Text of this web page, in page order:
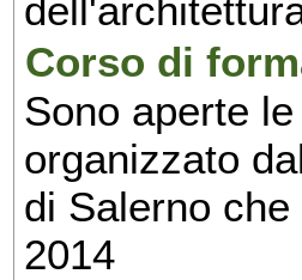
Corso di
Sono aperte
organizzato
di Salerno
2014